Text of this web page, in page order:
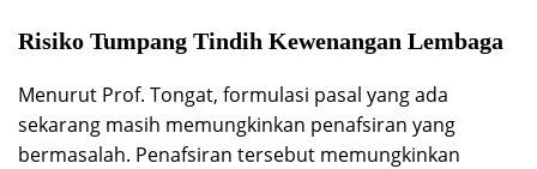
Risiko Tumpang Tindih Kewenangan Lembaga
Menurut Prof. Tongat, formulasi pasal yang ada
sekarang masih memungkinkan penafsiran yang
bermasalah. Penafsiran tersebut memungkinkan